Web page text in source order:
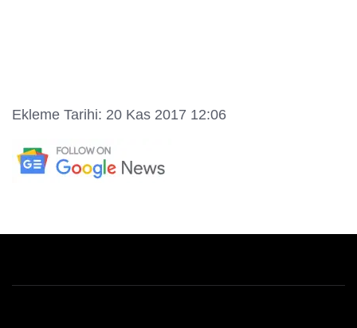
Ekleme Tarihi: 20 Kas 2017 12:06